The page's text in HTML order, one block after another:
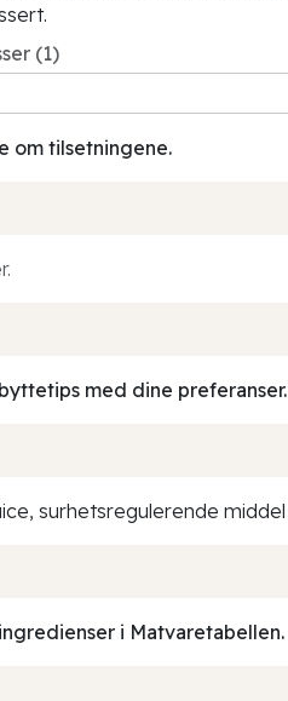
(1)
om tilsetningene.
med dine preferanser.
surhetsregulerende
i Matvaretabellen.